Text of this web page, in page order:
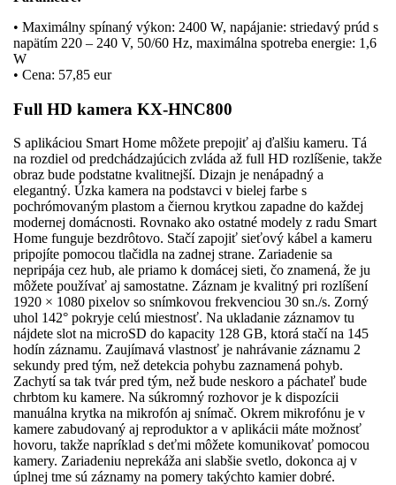
• Maximálny spínaný výkon: 2400 W, napájanie: striedavý prúd s
napätím 220 – 240 V, 50/60 Hz, maximálna spotreba energie: 1,6
W
• Cena: 57,85 eur
Full HD kamera KX-HNC800
S aplikáciou Smart Home môžete prepojiť aj ďalšiu kameru. Tá
na rozdiel od predchádzajúcich zvláda až full HD rozlíšenie, takže
obraz bude podstatne kvalitnejší. Dizajn je nenápadný a
elegantný. Úzka kamera na podstavci v bielej farbe s
pochrómovaným plastom a čiernou krytkou zapadne do každej
modernej domácnosti. Rovnako ako ostatné modely z radu Smart
Home funguje bezdrôtovo. Stačí zapojiť sieťový kábel a kameru
pripojíte pomocou tlačidla na zadnej strane. Zariadenie sa
nepripája cez hub, ale priamo k domácej sieti, čo znamená, že ju
môžete používať aj samostatne. Záznam je kvalitný pri rozlíšení
1920 × 1080 pixelov so snímkovou frekvenciou 30 sn./s. Zorný
uhol 142° pokryje celú miestnosť. Na ukladanie záznamov tu
nájdete slot na microSD do kapacity 128 GB, ktorá stačí na 145
hodín záznamu. Zaujímavá vlastnosť je nahrávanie záznamu 2
sekundy pred tým, než detekcia pohybu zaznamená pohyb.
Zachytí sa tak tvár pred tým, než bude neskoro a páchateľ bude
chrbtom ku kamere. Na súkromný rozhovor je k dispozícii
manuálna krytka na mikrofón aj snímač. Okrem mikrofónu je v
kamere zabudovaný aj reproduktor a v aplikácii máte možnosť
hovoru, takže napríklad s deťmi môžete komunikovať pomocou
kamery. Zariadeniu neprekáža ani slabšie svetlo, dokonca aj v
úplnej tme sú záznamy na pomery takýchto kamier dobré.